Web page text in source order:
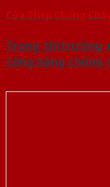
​​​​​​​Cửa Thép Chống
Trong thị trường
công năng chống